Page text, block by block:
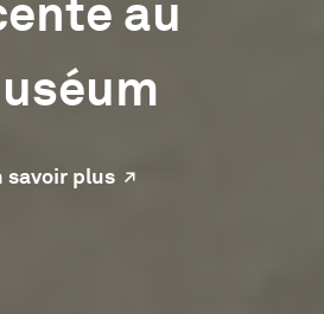
au
savoir plussur Acquisition